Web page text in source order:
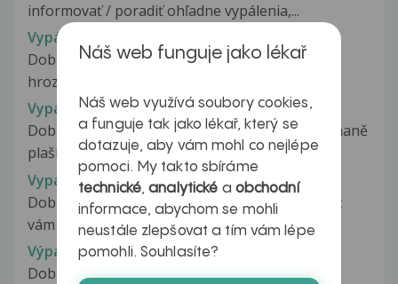
informovať / poradiť ohľadne vypálenia,...
Vypálený komin
Dobrý den chtěl bych poradit. Při jídle ci pití mi
hrozné pálí zaha, vrací se...
Vypalování barvy z kamen v těhotenství
Dobrý den, předem se omlouvám, pokud přehnaně
plaším, ale raději se zeptám....
Vypalování sliznic v nose
Dobrý den :) bolí vypalování sliznic v nose? Když
vám teče z nosu po smrkání?...
Výpary benzinu v těhotenství
Dobrý den, jsem ve 22. týdnu těhotenství. Při
Náš web funguje jako lékař
Náš web využívá soubory cookies,
a funguje tak jako lékař, který se
dotazuje, aby vám mohl co nejlépe
pomoci. My takto sbíráme
technické,analytické a obchodní
informace, abychom se mohli
neustále zlepšovat a tím vám lépe
pomohli. Souhlasíte?